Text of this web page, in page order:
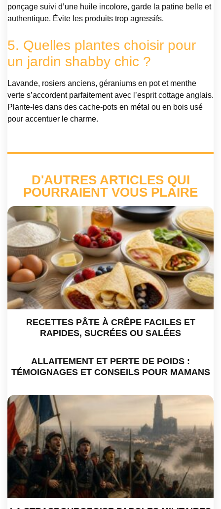
ponçage suivi d’une huile incolore, garde la patine belle et
authentique. Évite les produits trop agressifs.
5. Quelles plantes choisir pour
un jardin shabby chic ?
Lavande, rosiers anciens, géraniums en pot et menthe
verte s’accordent parfaitement avec l’esprit cottage anglais.
Plante-les dans des cache-pots en métal ou en bois usé
pour accentuer le charme.
D'AUTRES ARTICLES QUI
POURRAIENT VOUS PLAIRE
RECETTES PÂTE À CRÊPE FACILES ET
RAPIDES, SUCRÉES OU SALÉES
ALLAITEMENT ET PERTE DE POIDS :
TÉMOIGNAGES ET CONSEILS POUR MAMANS